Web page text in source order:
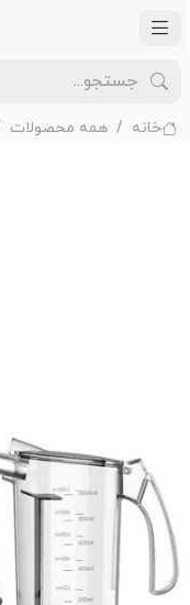
خانه همه محصولات